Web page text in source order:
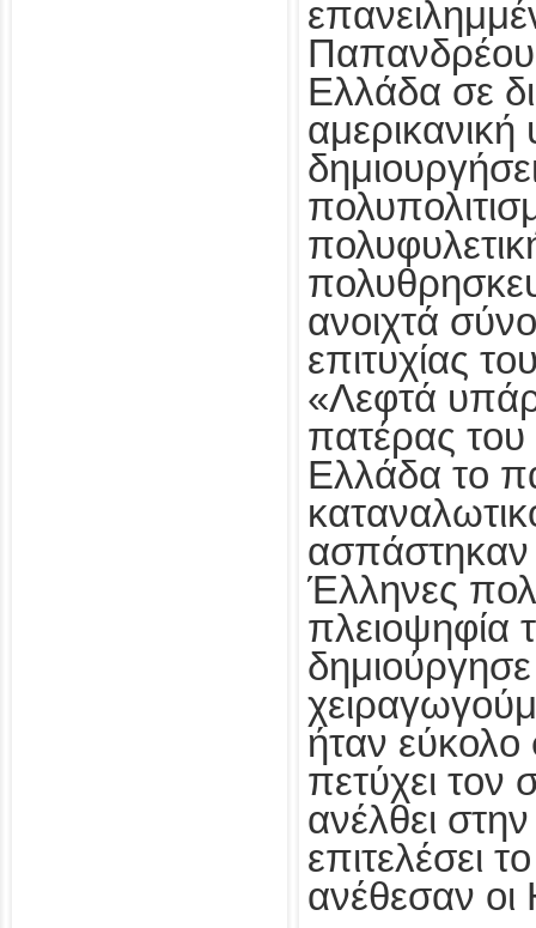
Ελλάδα σε
ανοιχτά
επιτυχίας
«Λεφτά
πατέρας
Ελλάδα το
Έλληνες
πλειοψηφία
ήταν εύκολο
πετύχει τον
ανέλθει
επιτελέσει
ανέθεσαν